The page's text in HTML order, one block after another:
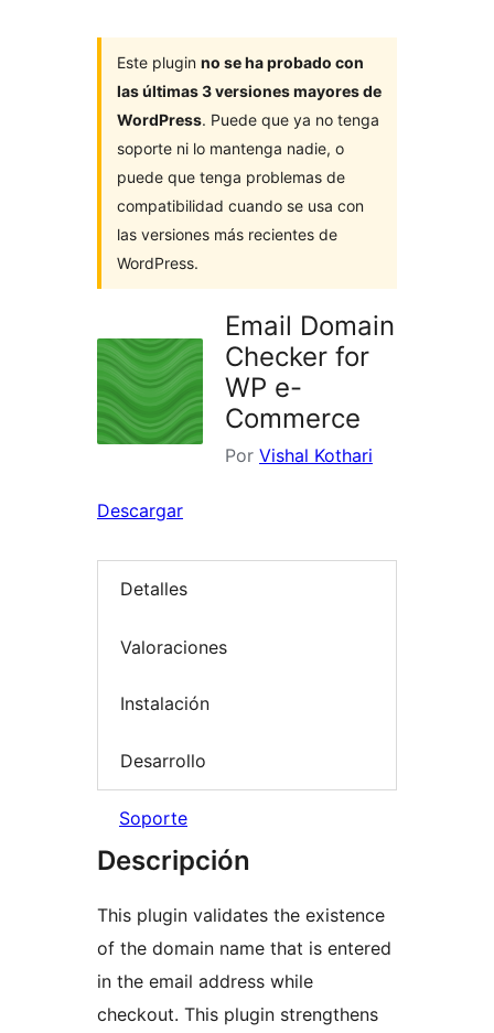
Este plugin no se ha probado con
las últimas 3 versiones mayores de
WordPress. Puede que ya no tenga
soporte ni lo mantenga nadie, o
puede que tenga problemas de
compatibilidad cuando se usa con
las versiones más recientes de
WordPress.
Email Domain
Checker for
WP e-
Commerce
Por Vishal Kothari
Descargar
Detalles
Valoraciones
Instalación
Desarrollo
Soporte
Descripción
This plugin validates the existence
of the domain name that is entered
in the email address while
checkout. This plugin strengthens